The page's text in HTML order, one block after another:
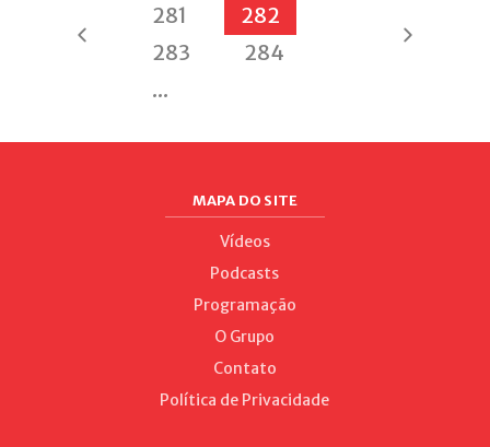
281
282
283
284
...
MAPA DO SITE
Vídeos
Podcasts
Programação
O Grupo
Contato
Política de Privacidade